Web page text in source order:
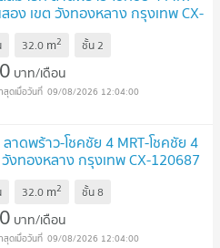
อง เขต วังทองหลาง กรุงเทพ CX-
ตอบทันที ทีมงานมือ
32.0 m2 ชั้น2
บาท/เดือน
09/08/2026 12:04:00
าดพร้าว-โชคชัย 4 MRT-โชคชัย 4
งทองหลาง กรุงเทพ CX-120687
อบทันที ทีมงานมืออาชีพ
32.0 m2 ชั้น8
บาท/เดือน
09/08/2026 12:04:00